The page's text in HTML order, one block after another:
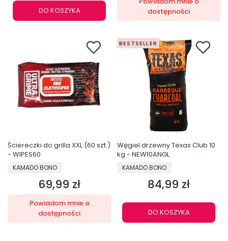
DO KOSZYKA
dostępności
Ściereczki do grilla XXL (60 szt.)
- WIPES60
PRODUCENT
KAMADO BONO
Cena
69,99 zł
Powiadom mnie o
dostępności
BESTSELLER
Węgiel drzewny Texas Club 10
kg - NEW10ANGL
PRODUCENT
KAMADO BONO
Cena
84,99 zł
DO KOSZYKA